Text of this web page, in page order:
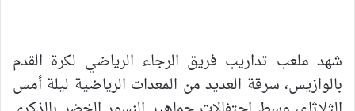
شهد ملعب تداريب فريق الرجاء الرياضي لكرة القدم
بالوازيس، سرقة العديد من المعدات الرياضية ليلة أمس